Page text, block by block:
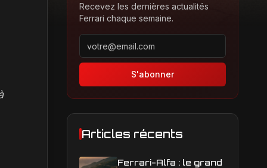
Recevez les dernières actualités
Ferrari chaque semaine.
Adresse email pour la newsletter
S'abonner
Articles récents
Ferrari-Alfa : le grand